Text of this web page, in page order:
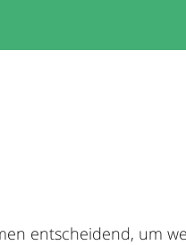
entscheidend, um